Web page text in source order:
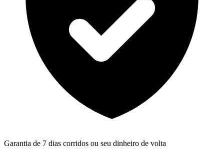
Garantia de 7 dias corridos ou seu dinheiro de volta